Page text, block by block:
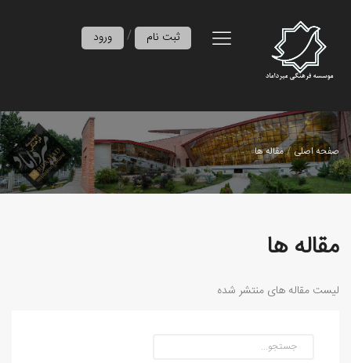
ورود / ثبت نام
صفحه اصلی مقاله ها
مقاله ها
لیست مقاله های منتشر شده